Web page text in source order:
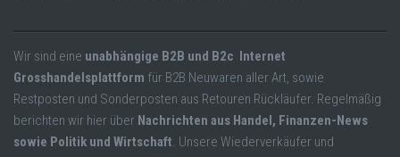
Wir sind eine unabhängige B2B und B2c Internet
Grosshandelsplattform für B2B Neuwaren aller Art, sowie
Restposten und Sonderposten aus Retouren Rückläufer. Regelmäßig
berichten wir hier über Nachrichten aus Handel, Finanzen-News
sowie Politik und Wirtschaft . Unsere Wiederverkäufer und